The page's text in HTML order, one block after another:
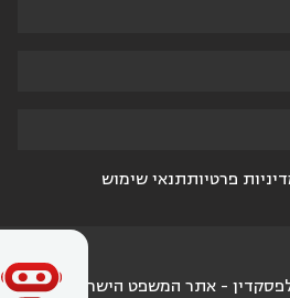
פרטיותתנאי שימוש
- אתר המשפט הישראלי